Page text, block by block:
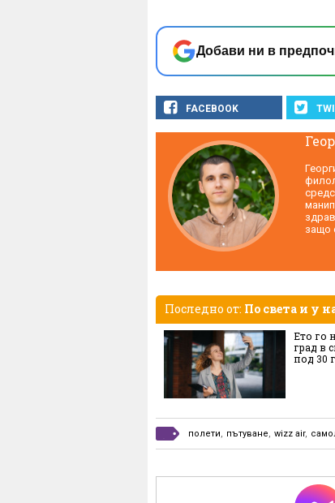
Добави ни в
FACEBOOK
защо
Последно от: По света и у
Ето го
град в
под 30
полети, пътуване, wizz air,